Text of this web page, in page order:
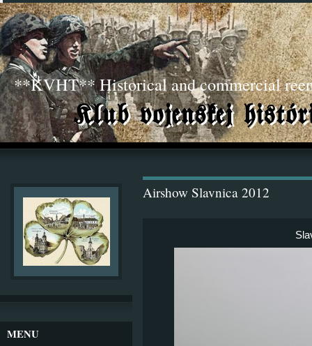
**KVHT** Historical and commercial
Airshow Slavnica 2012
MENU